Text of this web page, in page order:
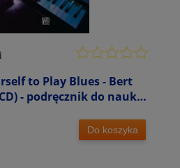
to Play Blues - Bert
- podręcznik do nauki
Do koszyka